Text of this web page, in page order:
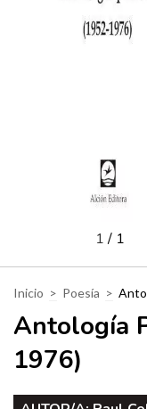
1/ 1
Inicio > Poesía >
Antología
1976)